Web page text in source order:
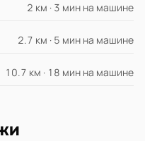
2 км · 3 мин на машине
2.7 км · 5 мин на машине
10.7 км · 18 мин на машине